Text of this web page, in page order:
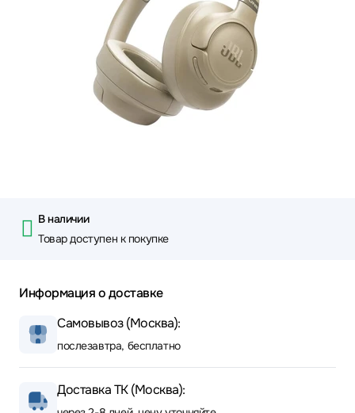
В наличии
Товар доступен к покупке
Информация о доставке
Самовывоз (Москва):
послезавтра, бесплатно
Доставка ТК (Москва):